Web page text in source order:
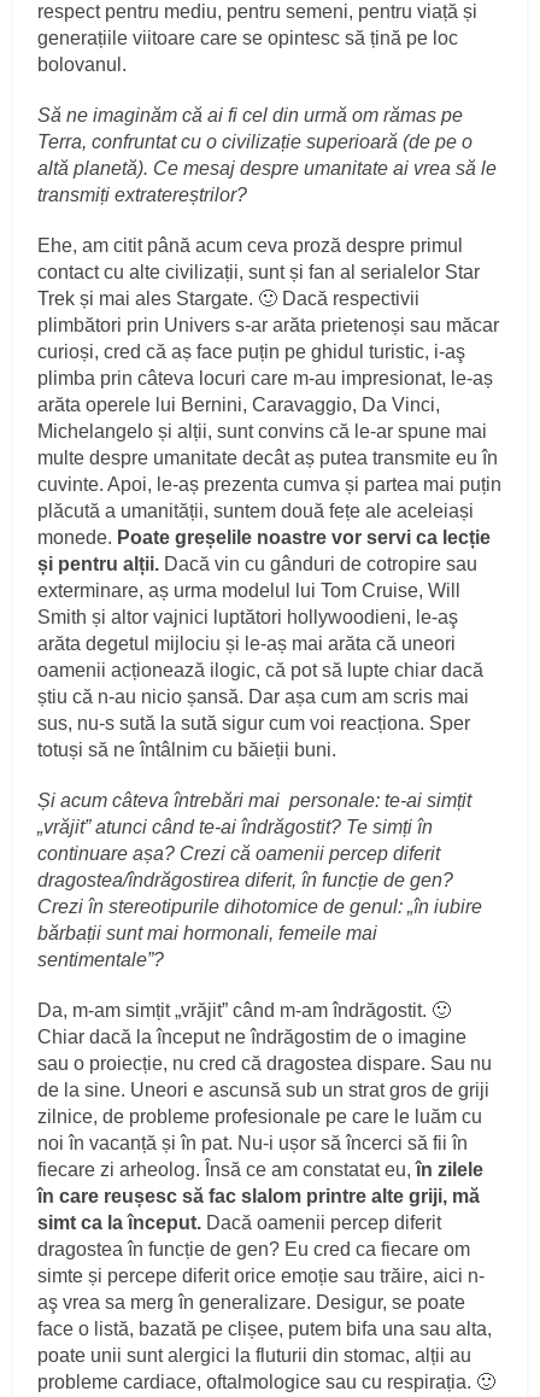
respect pentru mediu, pentru semeni, pentru viață și
generațiile viitoare care se opintesc să țină pe loc
bolovanul.
Să ne imaginăm că ai fi cel din urmă om rămas pe
Terra, confruntat cu o civilizație superioară (de pe o
altă planetă). Ce mesaj despre umanitate ai vrea să le
transmiți extratereștrilor?
Ehe, am citit până acum ceva proză despre primul
contact cu alte civilizații, sunt și fan al serialelor Star
Trek și mai ales Stargate. 🙂 Dacă respectivii
plimbători prin Univers s-ar arăta prietenoși sau măcar
curioși, cred că aș face puțin pe ghidul turistic, i-aş
plimba prin câteva locuri care m-au impresionat, le-aș
arăta operele lui Bernini, Caravaggio, Da Vinci,
Michelangelo și alții, sunt convins că le-ar spune mai
multe despre umanitate decât aș putea transmite eu în
cuvinte. Apoi, le-aș prezenta cumva și partea mai puțin
plăcută a umanității, suntem două fețe ale aceleiași
monede. Poate greșelile noastre vor servi ca lecție
și pentru alții. Dacă vin cu gânduri de cotropire sau
exterminare, aș urma modelul lui Tom Cruise, Will
Smith și altor vajnici luptători hollywoodieni, le-aş
arăta degetul mijlociu și le-aș mai arăta că uneori
oamenii acționează ilogic, că pot să lupte chiar dacă
știu că n-au nicio șansă. Dar așa cum am scris mai
sus, nu-s sută la sută sigur cum voi reacționa. Sper
totuși să ne întâlnim cu băieții buni.
Și acum câteva întrebări mai personale: te-ai simțit
„vrăjit” atunci când te-ai îndrăgostit? Te simți în
continuare așa? Crezi că oamenii percep diferit
dragostea/îndrăgostirea diferit, în funcție de gen?
Crezi în stereotipurile dihotomice de genul: „în iubire
bărbații sunt mai hormonali, femeile mai
sentimentale”?
Da, m-am simțit „vrăjit” când m-am îndrăgostit. 🙂
Chiar dacă la început ne îndrăgostim de o imagine
sau o proiecție, nu cred că dragostea dispare. Sau nu
de la sine. Uneori e ascunsă sub un strat gros de griji
zilnice, de probleme profesionale pe care le luăm cu
noi în vacanță și în pat. Nu-i ușor să încerci să fii în
fiecare zi arheolog. Însă ce am constatat eu,în zilele
în care reușesc să fac slalom printre alte griji, mă
simt ca la început. Dacă oamenii percep diferit
dragostea în funcție de gen? Eu cred ca fiecare om
simte și percepe diferit orice emoție sau trăire, aici n-
aş vrea sa merg în generalizare. Desigur, se poate
face o listă, bazată pe clișee, putem bifa una sau alta,
poate unii sunt alergici la fluturii din stomac, alții au
probleme cardiace, oftalmologice sau cu respirația. 🙂